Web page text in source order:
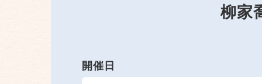
柳家
開催日